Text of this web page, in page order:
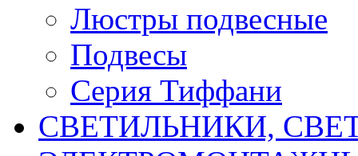
Люстры подвесные
Подвесы
Серия Тиффани
СВЕТИЛЬНИКИ,